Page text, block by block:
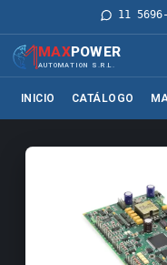
11
MAXPOWER
AUTOMATION S.R.L.
INICIO CATÁLOGO